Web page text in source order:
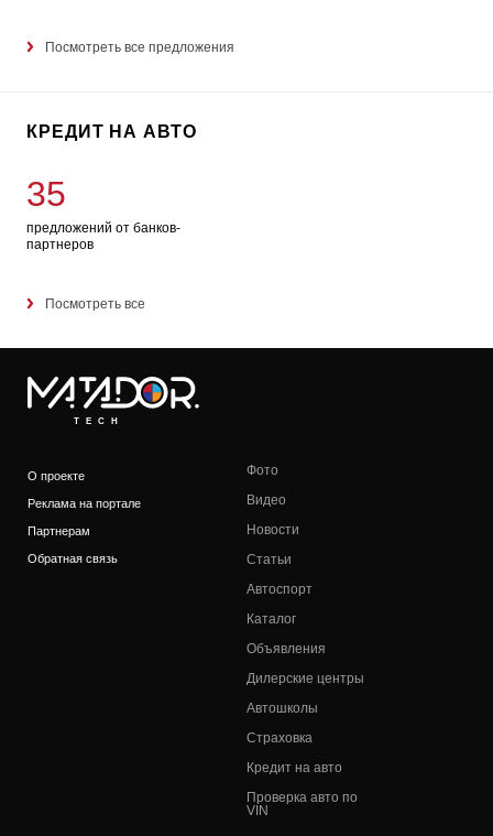
Посмотреть все предложения
КРЕДИТ НА АВТО
35
предложений от банков-
партнеров
Посмотреть все
TECH
О проекте
Реклама на портале
Партнерам
Обратная связь
Фото
Видео
Новости
Статьи
Автоспорт
Каталог
Объявления
Дилерские центры
Автошколы
Страховка
Кредит на авто
Проверка авто по
VIN